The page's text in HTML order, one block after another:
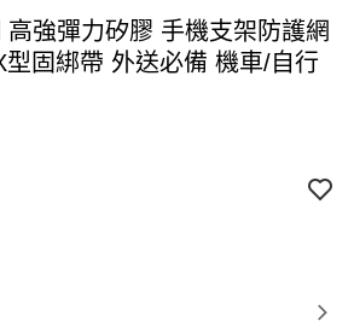
強彈力矽膠 手機支架防護網
型固綁帶 外送必備 機車/自行